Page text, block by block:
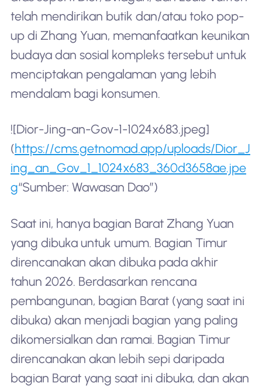
telah mendirikan butik dan/atau toko pop-
up di Zhang Yuan, memanfaatkan keunikan
budaya dan sosial kompleks tersebut untuk
menciptakan pengalaman yang lebih
mendalam bagi konsumen.
![Dior-Jing-an-Gov-1-1024x683.jpeg]
(https://cms.getnomad.app/uploads/Dior_J
ing_an_Gov_1_1024x683_360d3658ae.jpe
g“Sumber: Wawasan Dao”)
Saat ini, hanya bagian Barat Zhang Yuan
yang dibuka untuk umum. Bagian Timur
direncanakan akan dibuka pada akhir
tahun 2026. Berdasarkan rencana
pembangunan, bagian Barat (yang saat ini
dibuka) akan menjadi bagian yang paling
dikomersialkan dan ramai. Bagian Timur
direncanakan akan lebih sepi daripada
bagian Barat yang saat ini dibuka, dan akan